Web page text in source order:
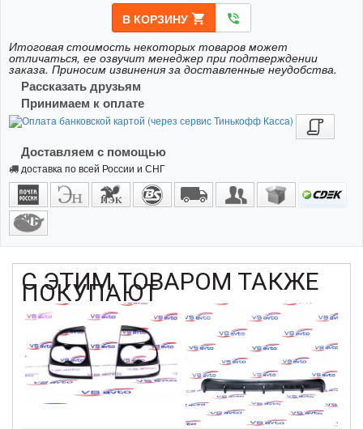
В КОРЗИНУ shopping_cart phone_in_talk
Итоговая стоимость некоторых товаров может
отличаться, ее озвучит менеджер при подтверждении
заказа. Приносим извинения за доставленные неудобства.
Рассказать друзьям
Принимаем к оплате
Доставляем с помощью
доставка по всей России и СНГ
С ЭТИМ ТОВАРОМ ТАКЖЕ
ПОКУПАЮТ